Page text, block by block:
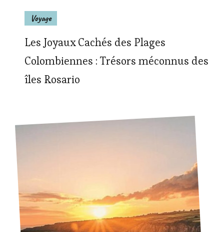
Voyage
Les Joyaux Cachés des Plages
Colombiennes : Trésors méconnus des
îles Rosario